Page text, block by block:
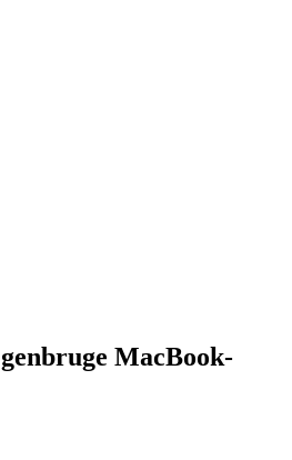
MacBook-